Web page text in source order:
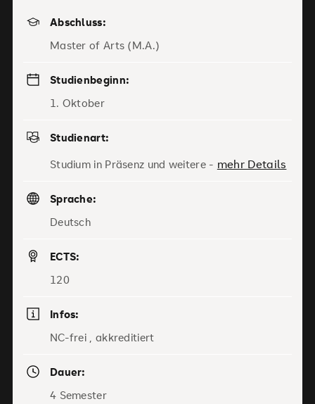
Abschluss:
Master of Arts (M.A.)
Studienbeginn:
1. Oktober
Studienart:
Studium in Präsenz und weitere - mehr Details
Sprache:
Deutsch
ECTS:
120
Infos:
NC-frei , akkreditiert
Dauer:
4 Semester